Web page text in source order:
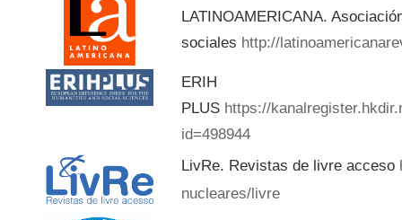
LATINOAMERICANA.
sociales http://
ERIH
PLUS https://
id=498944
LivRe. Revistas de livre acceso
nucleares/livre